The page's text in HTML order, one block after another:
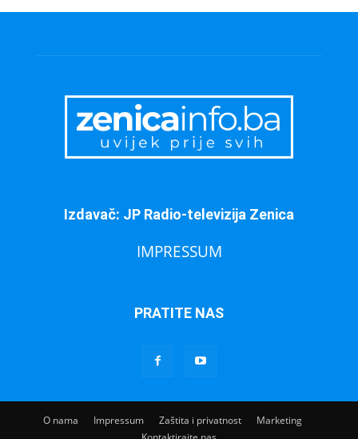
Izdavač: JP Radio-televizija Zenica
IMPRESSUM
PRATITE NAS
O nama Impressum Zaštita i privatnost
Marketing